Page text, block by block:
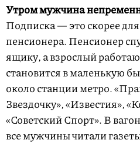
Утром мужчина
Подписка — это скорее
пенсионера. Пенсионер
ящику, а взрослый
становится в маленькую
около станции метро.
Звездочку», «Известия»,
«Советский Спорт». В
все мужчины читали